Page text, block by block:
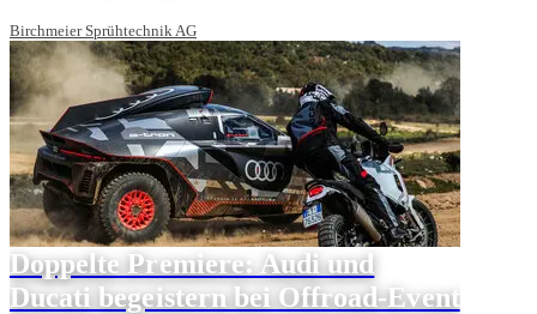
Birchmeier Sprühtechnik AG
Doppelte Premiere: Audi und
Ducati begeistern bei Offroad-Event